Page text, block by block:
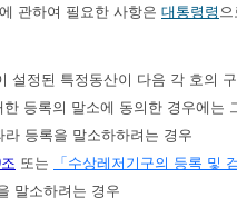
관하여 필요한 사항은 대통령령
설정된 특정동산이 다음 각 호의
등록의 말소에 동의한 경우에는
라 등록을 말소하하려는 경우
또는 「수상레저기구의 등록 및
말소하려는 경우